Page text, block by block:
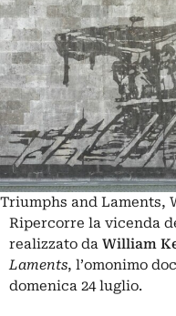
Triumphs and Laments,
Ripercorre la vicenda
realizzato da William
Laments, l’omonimo
domenica 24 luglio.